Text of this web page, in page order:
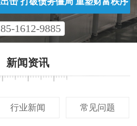
1612-9885
新闻资讯
行业新闻 常见问题